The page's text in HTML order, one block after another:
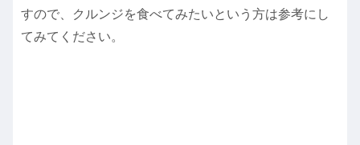
すので、クルンジを食べてみたいという方は参考にし
てみてください。